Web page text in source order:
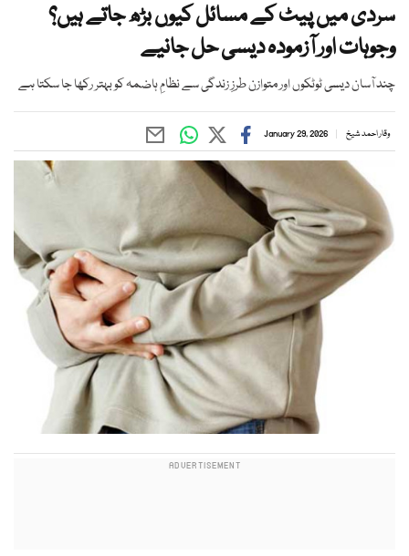
سردی میں پیٹ کے مسائل کیوں بڑھ جاتے ہیں؟
وجوہات اور آزمودہ دیسی حل جانیے
چند آسان دیسی ٹوٹکوں اور متوازن طرزِ زندگی سے نظامِ ہاضمہ کو بہتر رکھا جا سکتا ہے
وقار احمد شیخ January 29, 2026